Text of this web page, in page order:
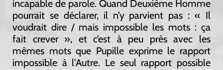
incapable de parole. Quand Deuxième Homme
pourrait se déclarer, il n’y parvient pas : « Il
voudrait dire / mais impossible les mots : ça
fait crever », et c’est à peu près avec les
mêmes mots que Pupille exprime le rapport
impossible à l’Autre. Le seul rapport possible